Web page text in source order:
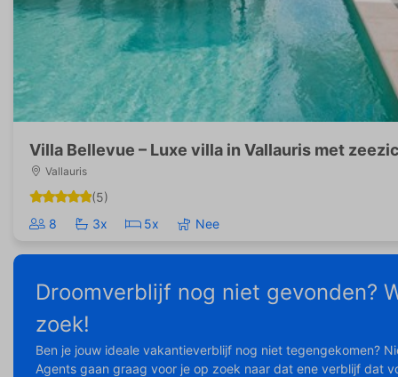
Villa Bellevue – Luxe villa in Vallauris met
Vallauris
(5)
8
3x 5x Nee
Droomverblijf nog niet gevonden?
zoek!
Ben je jouw ideale vakantieverblijf nog niet tegengekomen?
Agents gaan graag voor je op zoek naar dat ene verblijf dat